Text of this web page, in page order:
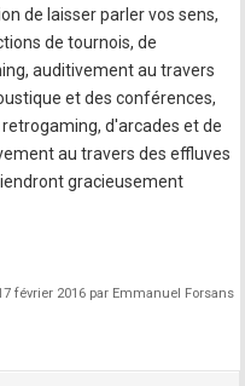
de laisser parler vos sens,
de tournois, de
auditivement au travers
et des conférences,
d'arcades et de
au travers des effluves
gracieusement
février 2016 par Emmanuel Forsans